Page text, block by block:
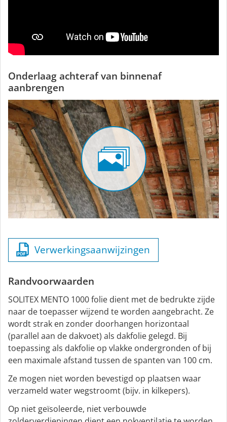
Onderlaag achteraf van binnenaf
aanbrengen
Verwerkingsaanwijzingen
Randvoorwaarden
SOLITEX MENTO 1000 folie dient met de bedrukte zijde
naar de toepasser wijzend te worden aangebracht. Ze
wordt strak en zonder doorhangen horizontaal
(parallel aan de dakvoet) als dakfolie gelegd. Bij
toepassing als dakfolie op vlakke ondergronden of bij
een maximale afstand tussen de spanten van 100 cm.
Ze mogen niet worden bevestigd op plaatsen waar
verzameld water wegstroomt (bijv. in kilkepers).
Op niet geïsoleerde, niet verbouwde